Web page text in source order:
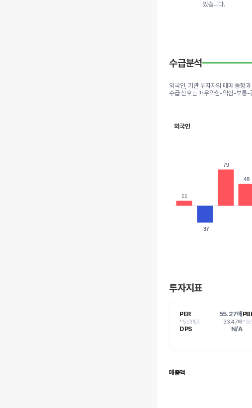
있습니다.
수급분석
외국인, 기관 투자자의 매매 동향
수급 신호는 매우약함-약함-보통-
외국인
11
11
-37
-37
79
79
48
48
투자지표
PER 55.27배
* 5년PER 33.47배* 5
DPS N/A
매출액